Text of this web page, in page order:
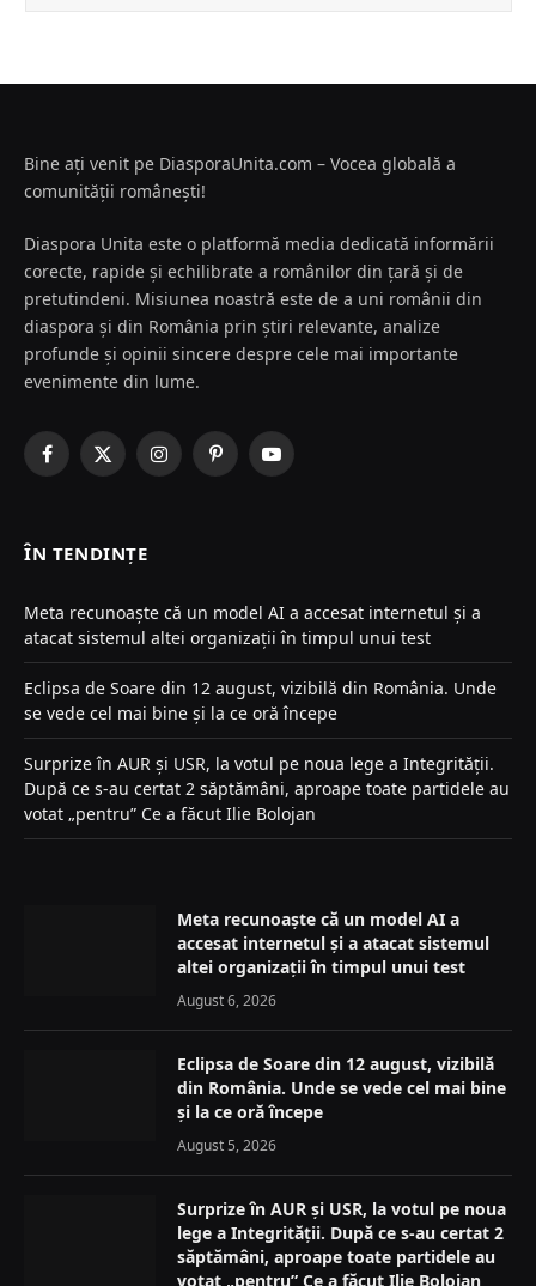
Bine ați venit pe DiasporaUnita.com – Vocea globală a
comunității românești!
Diaspora Unita este o platformă media dedicată informării
corecte, rapide și echilibrate a românilor din țară și de
pretutindeni. Misiunea noastră este de a uni românii din
diaspora și din România prin știri relevante, analize
profunde și opinii sincere despre cele mai importante
evenimente din lume.
Facebook
X
InstagramPinterestYouTube
ÎN TENDINȚE
Meta recunoaște că un model AI a accesat internetul și a
atacat sistemul altei organizații în timpul unui test
Eclipsa de Soare din 12 august, vizibilă din România. Unde
se vede cel mai bine și la ce oră începe
Surprize în AUR și USR, la votul pe noua lege a Integrității.
După ce s-au certat 2 săptămâni, aproape toate partidele au
votat „pentru” Ce a făcut Ilie Bolojan
Meta recunoaște că un model AI a
accesat internetul și a atacat sistemul
altei organizații în timpul unui test
August 6, 2026
Eclipsa de Soare din 12 august, vizibilă
din România. Unde se vede cel mai bine
și la ce oră începe
August 5, 2026
Surprize în AUR și USR, la votul pe noua
lege a Integrității. După ce s-au certat 2
săptămâni, aproape toate partidele au
votat „pentru” Ce a făcut Ilie Bolojan